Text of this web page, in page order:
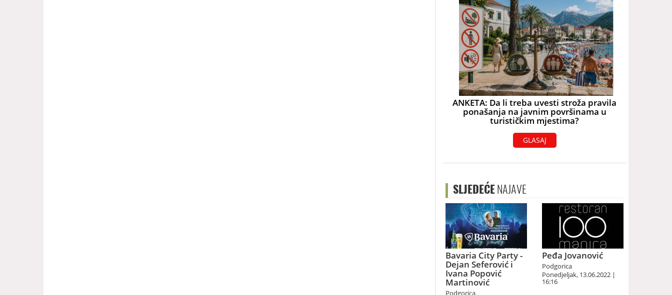
ANKETA: Da li treba uvesti stroža pravila
ponašanja na javnim površinama u
turističkim mjestima?
GLASAJ
SLJEDEĆENAJAVE
Bavaria City Party -
Dejan Seferović i
Ivana Popović
Martinović
Podgorica
Peđa Jovanović
Podgorica
Ponedjeljak, 13.06.2022 |
16:16